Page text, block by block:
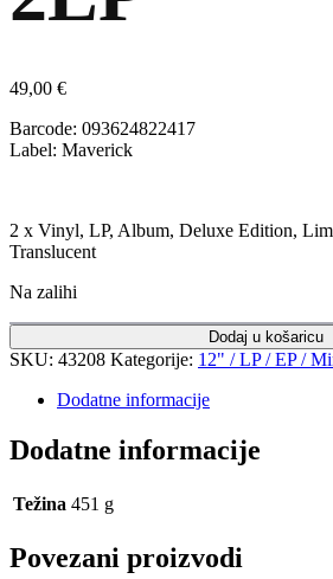
49,00 €
Barcode: 093624822417
Label: Maverick
2 x Vinyl, LP, Album, Deluxe Edition,
Translucent
Na zalihi
Dodaj u košaricu
SKU: 43208 Kategorije: 12" / LP / EP /
Dodatne informacije
Dodatne informacije
Težina 451 g
Povezani proizvodi